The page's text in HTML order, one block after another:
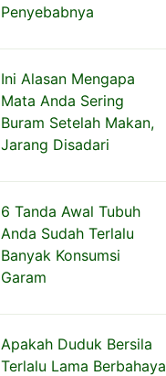
Penyebabnya
Ini Alasan Mengapa
Mata Anda Sering
Buram Setelah Makan,
Jarang Disadari
6 Tanda Awal Tubuh
Anda Sudah Terlalu
Banyak Konsumsi
Garam
Apakah Duduk Bersila
Terlalu Lama Berbahaya